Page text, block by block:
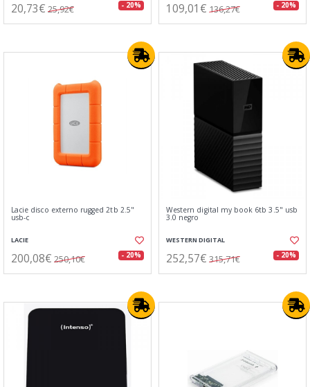
20,73€ 25,92€ - 20% 109,01€ 136,27€ - 20%
Lacie disco externo rugged 2tb 2.5"
usb-c
LACIE
200,08€ 250,10€ - 20%
Western digital my book 6tb 3.5" usb
3.0 negro
WESTERN DIGITAL
252,57€ 315,71€ - 20%